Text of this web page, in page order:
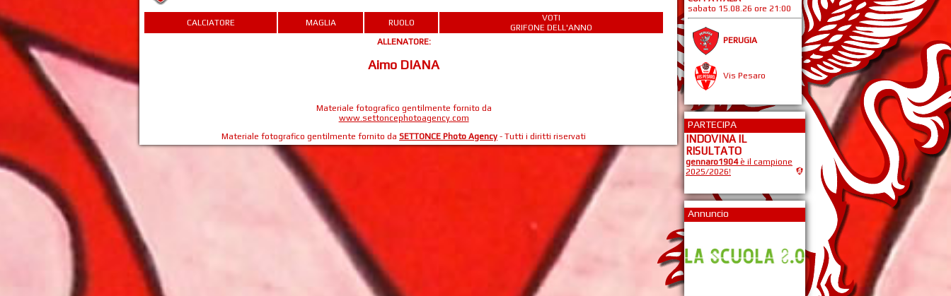
CALCIATORE MAGLIA RUOLO
VOTI
GRIFONE DELL'ANNO
ALLENATORE:
Aimo DIANA
Materiale fotografico gentilmente fornito da
www.settoncephotoagency.com
Materiale fotografico gentilmente fornito daSETTONCE Photo Agency - Tutti i diritti riservati
sabato 15.08.26 ore 21:00
PERUGIA
Vis Pesaro
PARTECIPA
INDOVINA IL
RISULTATO
gennaro1904è il campione
2025/2026!
Annuncio